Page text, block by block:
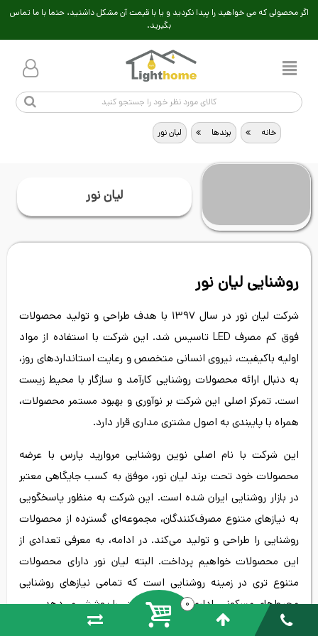
اگر محصولی که می خواهید را پیدا نکردید و یا با قیمت آن مشکل داشتید، حتما با ما تماس
بگیرید.
خانه > برندها > لیان نور
لیان نور
روشنایی لیان نور
شرکت لیان نور در سال ۱۳۹۷ با هدف طراحی و تولید محصولات
فوق کم‌ مصرف LED تاسیس شد. این شرکت با استفاده از مواد
اولیه باکیفیت، نیروی انسانی متخصص و رعایت استانداردهای روز،
به دنبال ارائه محصولات روشنایی کارآمد و سازگار با محیط زیست
است. تمرکز اصلی این شرکت بر نوآوری و بهبود مستمر محصولات،
همراه با پایبندی به اصول مشتری‌ مداری قرار دارد.
این شرکت با نام اصلی نوین روشنایی مروارید پارس با عرضه
محصولات خود تحت برند لیان نور، موفق به کسب جایگاهی معتبر
در بازار روشنایی ایران شده است. این شرکت به منظور پاسخگویی
به نیازهای متنوع مصرف‌کنندگان، مجموعه‌ای گسترده از محصولات
روشنایی را طراحی و تولید می‌کند. در ادامه، به معرفی تعدادی از
این محصولات خواهیم پرداخت. البته لیان نور دارای محصولات
متنوع‌ تری در زمینه روشنایی است که تمامی نیازهای روشنایی
محیط‌های مسکونی، اداری، تجاری و صنعتی را پوشش می‌دهد.
0